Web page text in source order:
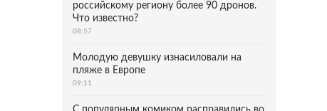
российскому региону более 90 дронов.
Что известно?
08:57
Молодую девушку изнасиловали на
пляже в Европе
09:11